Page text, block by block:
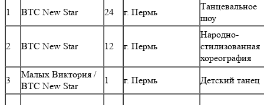
1 ВТС New Star 24 г. Пермь
Танцевальное
шоу
2 ВТС New Star 12 г. Пермь
Народно-
стилизованная
хореография
3
Малых Виктория /
ВТС New Star
1 г. Пермь Детский танец